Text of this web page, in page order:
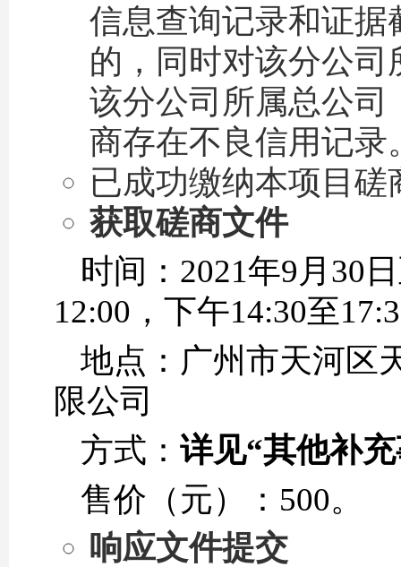
信息查询记录和证
的，同时对该分公
该分公司所属总公
商存在不良信用记录
已成功缴纳本项目
获取磋商文件
时间：2021年9月30
12:00，下午14:30至
地点：广州市天河区
限公司
方式： 详见“其他补
售价（元）：500。
响应文件提交